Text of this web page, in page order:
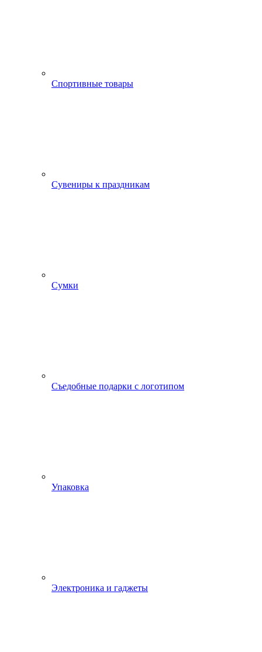
Спортивные товары
Сувениры к праздникам
Сумки
Съедобные подарки с логотипом
Упаковка
Электроника и гаджеты